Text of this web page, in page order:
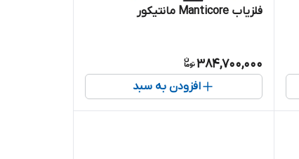
فلزیاب Manticore مانتیکور
384,700,000
افزودن به سبد